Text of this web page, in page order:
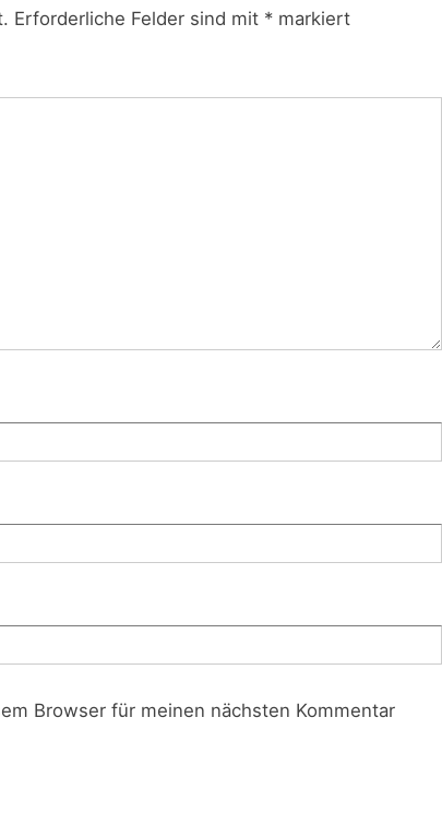
Erforderliche Felder sind mit * markiert
Browser für meinen nächsten Kommentar